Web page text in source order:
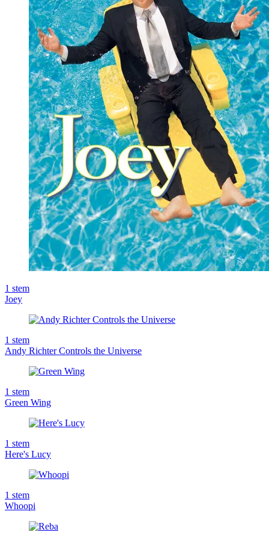
1 stem
Joey
1 stem
Andy Richter Controls the Universe
1 stem
Green Wing
1 stem
Here's Lucy
1 stem
Whoopi